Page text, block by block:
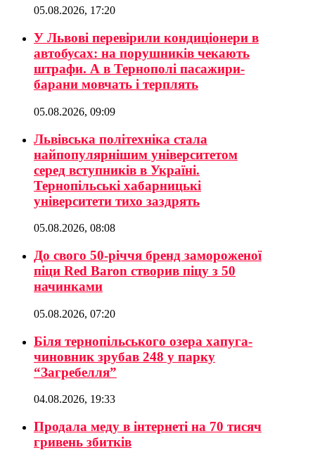
05.08.2026, 17:20
У Львові перевірили кондиціонери в
автобусах: на порушників чекають
штрафи. А в Тернополі пасажири-
барани мовчать і терплять
05.08.2026, 09:09
Львівська політехніка стала
найпопулярнішим університетом
серед вступників в Україні.
Тернопільські хабарницькі
університети тихо заздрять
05.08.2026, 08:08
До свого 50-річчя бренд замороженої
піци Red Baron створив піцу з 50
начинками
05.08.2026, 07:20
Біля тернопільського озера хапуга-
чиновник зрубав 248 у парку
“Загребелля”
04.08.2026, 19:33
Продала меду в інтернеті на 70 тисяч
гривень збитків